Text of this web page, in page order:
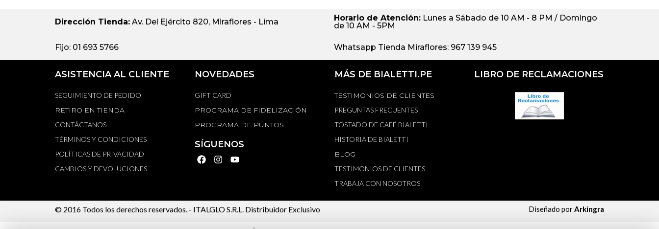
Dirección Tienda: Av. Del Ejército 820, Miraflores - Lima Horario de Atención:Lunes a Sábado de 10 AM - 8 PM / Domingo
de 10 AM - 5PM
Fijo: 01 693 5766 Whatsapp Tienda Miraflores: 967 139 945
ASISTENCIA AL CLIENTE
SEGUIMIENTO DE PEDIDO
RETIRO EN TIENDA
CONTÁCTANOS
TÉRMINOS Y CONDICIONES
POLÍTICAS DE PRIVACIDAD
CAMBIOS Y DEVOLUCIONES
NOVEDADES
GIFT CARD
PROGRAMA DE FIDELIZACIÓN
PROGRAMA DE PUNTOS
SÍGUENOS
MÁS DE BIALETTI.PE
TESTIMONIOS DE CLIENTES
PREGUNTAS FRECUENTES
TOSTADO DE CAFÉ BIALETTI
HISTORIA DE BIALETTI
BLOG
TESTIMONIOS DE CLIENTES
TRABAJA CON NOSOTROS
LIBRO DE RECLAMACIONES
© 2016 Todos los derechos reservados. - ITALGLO S.R.L. Distribuidor Exclusivo Diseñado porArkingra